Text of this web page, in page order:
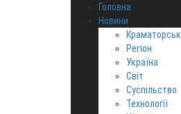
Головна
Новини
Краматорськ
Регіон
Україна
Світ
Суспільство
Технології